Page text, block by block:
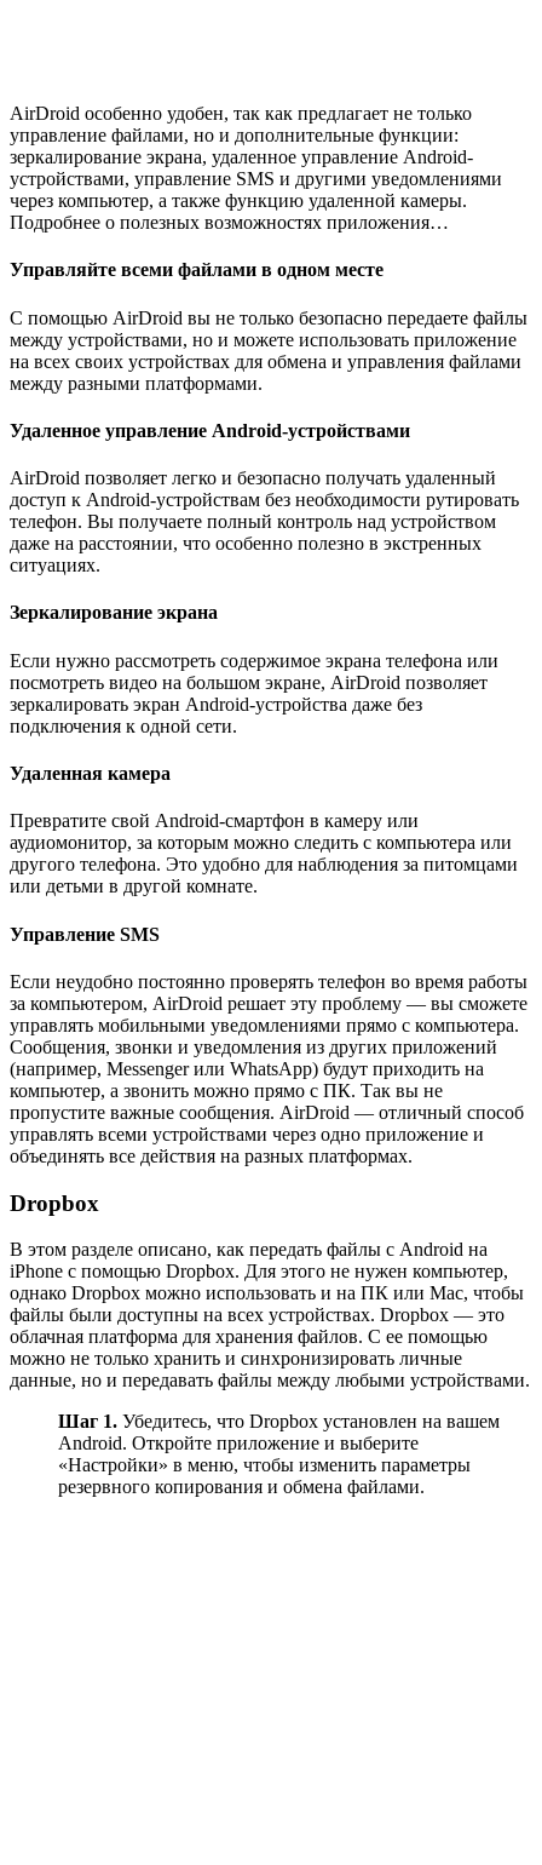
AirDroid особенно удобен, так как предлагает не только
управление файлами, но и дополнительные функции:
зеркалирование экрана, удаленное управление Android-
устройствами, управление SMS и другими уведомлениями
через компьютер, а также функцию удаленной камеры.
Подробнее о полезных возможностях приложения…
Управляйте всеми файлами в одном месте
С помощью AirDroid вы не только безопасно передаете файлы
между устройствами, но и можете использовать приложение
на всех своих устройствах для обмена и управления файлами
между разными платформами.
Удаленное управление Android-устройствами
AirDroid позволяет легко и безопасно получать удаленный
доступ к Android-устройствам без необходимости рутировать
телефон. Вы получаете полный контроль над устройством
даже на расстоянии, что особенно полезно в экстренных
ситуациях.
Зеркалирование экрана
Если нужно рассмотреть содержимое экрана телефона или
посмотреть видео на большом экране, AirDroid позволяет
зеркалировать экран Android-устройства даже без
подключения к одной сети.
Удаленная камера
Превратите свой Android-смартфон в камеру или
аудиомонитор, за которым можно следить с компьютера или
другого телефона. Это удобно для наблюдения за питомцами
или детьми в другой комнате.
Управление SMS
Если неудобно постоянно проверять телефон во время работы
за компьютером, AirDroid решает эту проблему — вы сможете
управлять мобильными уведомлениями прямо с компьютера.
Сообщения, звонки и уведомления из других приложений
(например, Messenger или WhatsApp) будут приходить на
компьютер, а звонить можно прямо с ПК. Так вы не
пропустите важные сообщения. AirDroid — отличный способ
управлять всеми устройствами через одно приложение и
объединять все действия на разных платформах.
Dropbox
В этом разделе описано, как передать файлы с Android на
iPhone с помощью Dropbox. Для этого не нужен компьютер,
однако Dropbox можно использовать и на ПК или Mac, чтобы
файлы были доступны на всех устройствах. Dropbox — это
облачная платформа для хранения файлов. С ее помощью
можно не только хранить и синхронизировать личные
данные, но и передавать файлы между любыми устройствами.
Шаг 1. Убедитесь, что Dropbox установлен на вашем
Android. Откройте приложение и выберите
«Настройки» в меню, чтобы изменить параметры
резервного копирования и обмена файлами.